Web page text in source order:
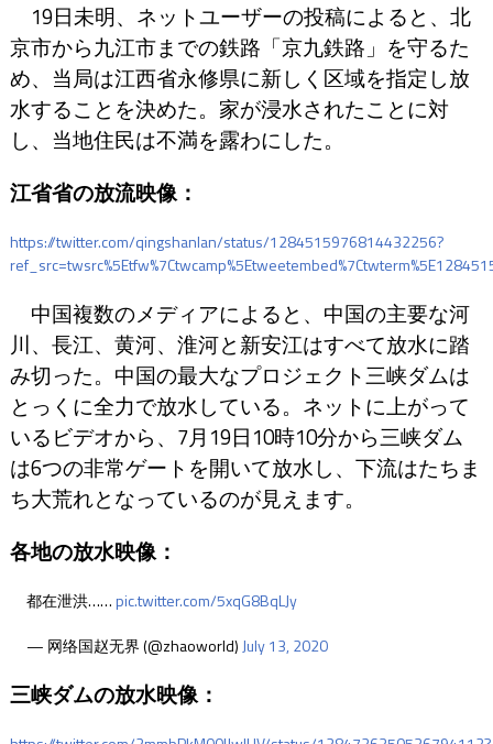
19日未明、ネットユーザーの投稿によると、北
京市から九江市までの鉄路「京九鉄路」を守るた
め、当局は江西省永修県に新しく区域を指定し放
水することを決めた。家が浸水されたことに対
し、当地住民は不満を露わにした。
江省省の放流映像：
https://twitter.com/qingshanlan/status/1284515976814432256?
中国複数のメディアによると、中国の主要な河
川、長江、黄河、淮河と新安江はすべて放水に踏
み切った。中国の最大なプロジェクト三峡ダムは
とっくに全力で放水している。ネットに上がって
いるビデオから、7月19日10時10分から三峡ダム
は6つの非常ゲートを開いて放水し、下流はたちま
ち大荒れとなっているのが見えます。
各地の放水映像：
都在泄洪……pic.twitter.com/5xqG8BqLJy
— 网络国赵无界 (@zhaoworld) July 13, 2020
三峡ダムの放水映像：